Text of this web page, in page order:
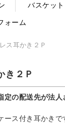
バスケット
ォーム
ス耳かき２Ｐ
き２Ｐ
の配送先が法
ース付き耳かき